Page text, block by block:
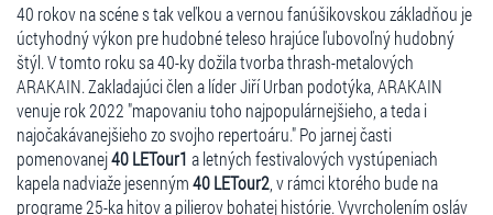
40 rokov na scéne s tak veľkou a vernou fanúšikovskou základňou je
úctyhodný výkon pre hudobné teleso hrajúce ľubovoľný hudobný
štýl. V tomto roku sa 40-ky dožila tvorba thrash-metalových
ARAKAIN. Zakladajúci člen a líder Jiří Urban podotýka, ARAKAIN
venuje rok 2022 "mapovaniu toho najpopulárnejšieho, a teda i
najočakávanejšieho zo svojho repertoáru." Po jarnej časti
pomenovanej40 LETour1 a letných festivalových vystúpeniach
kapela nadviaže jesenným40 LETour2 , v rámci ktorého bude na
programe 25-ka hitov a pilierov bohatej histórie. Vyvrcholením osláv